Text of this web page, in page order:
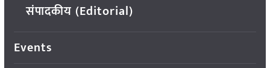
संपादकीय (Editorial)
Events